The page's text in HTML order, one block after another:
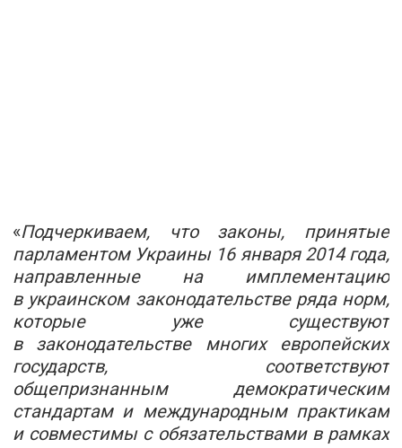
«Подчеркиваем, что законы, принятые
парламентом Украины 16 января 2014 года,
направленные на имплементацию
в украинском законодательстве ряда норм,
которые уже существуют
в законодательстве многих европейских
государств, соответствуют
общепризнанным демократическим
стандартам и международным практикам
и совместимы с обязательствами в рамках